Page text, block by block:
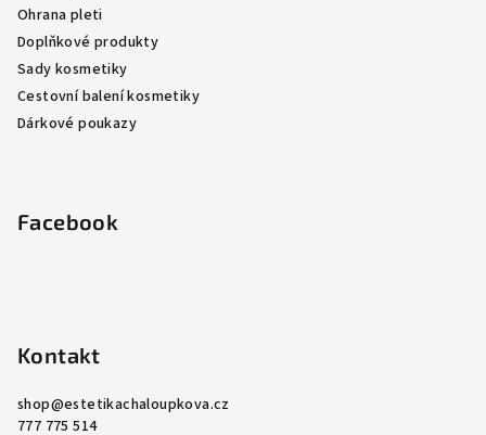
Ohrana pleti
Doplňkové produkty
Sady kosmetiky
Cestovní balení kosmetiky
Dárkové poukazy
Facebook
Kontakt
shop@estetikachaloupkova.cz
777 775 514